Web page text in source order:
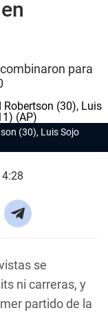
para
(30), Luis Sojo
se
ni carreras, y
partido de la